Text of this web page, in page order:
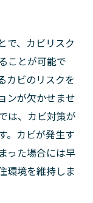
で、カビリスク
ことが可能で
カビのリスクを
ンが欠かせませ
は、カビ対策が
。カビが発生す
った場合には早
環境を維持しま